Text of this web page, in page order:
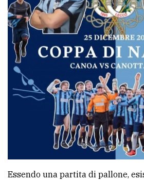
Essendo una partita di pallone,